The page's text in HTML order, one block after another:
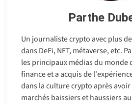
Parthe
Un journaliste crypto avec plus
dans DeFi, NFT, métaverse, etc.
les principaux médias du monde
finance et a acquis de
dans la culture crypto après
marchés baissiers et haussiers